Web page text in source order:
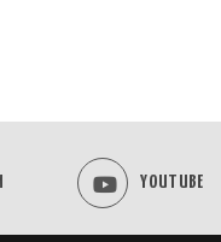
YOUTUBE